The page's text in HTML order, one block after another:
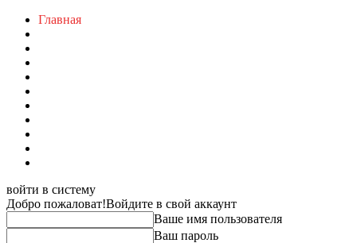
Главная
войти в систему
Добро пожаловат!Войдите в свой аккаунт
Ваше имя пользователя
Ваш пароль